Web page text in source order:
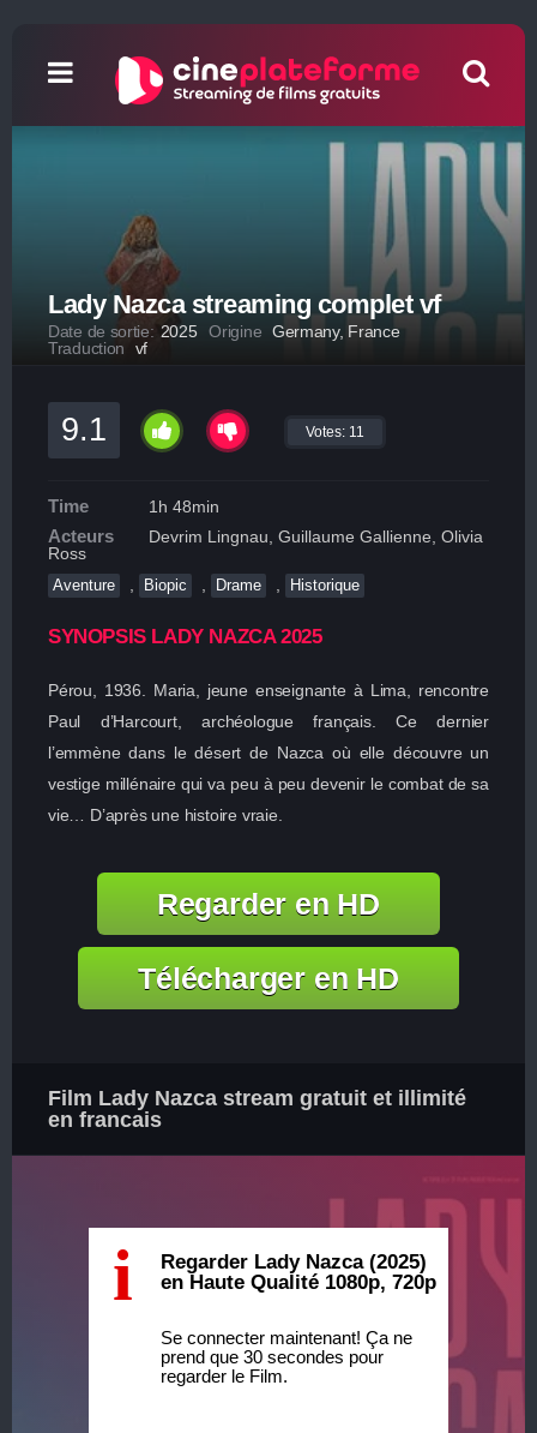
Lady Nazca streaming complet vf
Date de sortie: 2025 Origine Germany, France
Traduction
vf
9.1 Votes: 11
Time 1h 48min
Acteurs
Devrim Lingnau, Guillaume Gallienne, Olivia
Ross
Aventure Biopic Drame Historique
SYNOPSIS LADY NAZCA 2025
Pérou, 1936. Maria, jeune enseignante à Lima, rencontre
Paul d’Harcourt, archéologue français. Ce dernier
l’emmène dans le désert de Nazca où elle découvre un
vestige millénaire qui va peu à peu devenir le combat de sa
vie… D’après une histoire vraie.
Regarder en HD
Télécharger en HD
Film Lady Nazca stream gratuit et illimité
en francais
i
Regarder Lady Nazca (2025)
en Haute Qualité 1080p, 720p
Se connecter maintenant! Ça ne
prend que 30 secondes pour
regarder le Film.